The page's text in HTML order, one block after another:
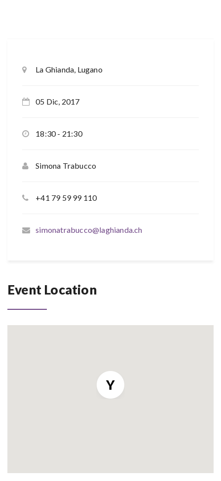
La Ghianda, Lugano
05 Dic, 2017
18:30 - 21:30
Simona Trabucco
+41 79 59 99 110
simonatrabucco@laghianda.ch
Event Location